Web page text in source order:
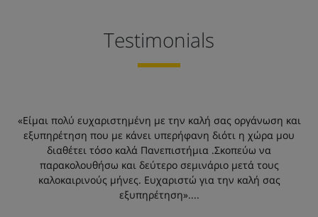
Testimonials
«Είμαι πολύ ευχαριστημένη με την καλή σας οργάνωση και
εξυπηρέτηση που με κάνει υπερήφανη διότι η χώρα μου
διαθέτει τόσο καλά Πανεπιστήμια .Σκοπεύω να
παρακολουθήσω και δεύτερο σεμινάριο μετά τους
καλοκαιρινούς μήνες. Ευχαριστώ για την καλή σας
εξυπηρέτηση»....